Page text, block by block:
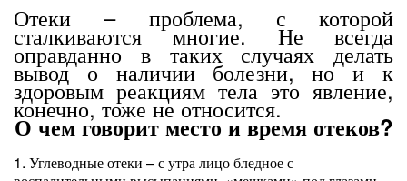
Отеки – проблема, с которой
сталкиваются многие. Не всегда
оправданно в таких случаях делать
вывод о наличии болезни, но и к
здоровым реакциям тела это явление,
конечно, тоже не относится.
О чем говорит место и время отеков?
1. Углеводные отеки – с утра лицо бледное с